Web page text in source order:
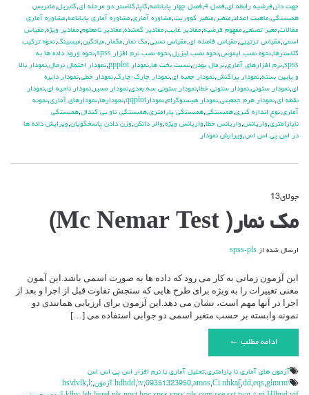
جهت دار ,فرضيه رابطه اي,فصل 4 ,فصل چهار پايانامه,كاپا,كلاستر دو مرحله اي,گابريل,ماتريس
همبستگي,ماهيت اعداد,متغير ,متغير كووريت,مشاوره آماري,مشاوره آماري پايانامه,مشاوره آماري
مقالات,مغير تصنعي,مفهوم فرضيه,مقادير غايب,مقادير گمشده,مقادير نامعلوم,مقادير ويژه,مقياس
اسمي,مقياس ترتيبي,مقياس فاصله اي,مقياس نسبي,مك نمار ,مكمار ,ميانگين,ميسينگ,نحوه تركيب
كلاسترها,نحوه نصب ايموس,نحوه نصب ليزرل,نحوه نصب نرم افزار spss ,نحوه ورود داده ها به
spss
,نرم افزارهاي آماري,نرمال بودن,نسبت بخت ها,نمودار ppplot ,نمودار احتمال نرمال,نمودار بالا
و پايين بسته,نمودار پراكنش,نمودار جعبه اي,نمودار چارك-چارك,نمودار خطي,نمودار دايره
اي,نمودار ستوني,نمودار ستوني خطا,نمودار ستوني سه بعدي,نمودار مسير ,نمودار ناحيه اي,نمودار
نقطه اي,نمودار هرم جمعيتي,نمودار هيستوگرام,نمودارqqplot ,نمودارها,نمودارهاي آماري,نمونه
آماري,نوع اندازه گيري,همبستگي,همبستگي پارامتري,همبستگي تاو بي کندال,همبستگي
ناپارامتري,واريانس,واريانس خطا,واريانس ويژه,والر دانكن,وزن دادن پاسخگويان,ويرايش داده ها
در اس پي اس اس,ويرايش نمودار
جولای13
مک
نمار(
Nemar
مک نمار( Mc Nemar Test)
ارسال شده از spss-pls
این آ‍زمون زمانی به کار می رود که داده ها به صورت اسمی باشد.این آ‍مون
معنی تغییرات را به ویژه برای طرح هایی که سنجش تفاوت قبل از اجرا و بعد از
اجرا در آنها مهم است، نشان می دهد.این آ‍زمون برای ارزیابی همانندی دو
نمونه وابسته بر حسب متغیر اسمی دو جوابی استفاده می […]
ادامه مطلب ←
آزمون هاي آماري نا پارامتري,تحليل آماري با نرم افزار اس پي اس اس
\hdhdd
,\v,09351323950,amos,Ci nhka[ ,dd,eqs,glmrm آزمون ,
hs\dvlk,l;